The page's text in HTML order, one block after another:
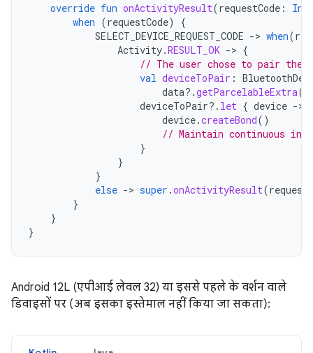
override fun onActivityResult(requestCode : Int
when (requestCode)
{
SELECT_DEVICE_REQUEST_CODE -> when(
Activity.RESULT_OK -> {
// The user chose to pair the
val deviceToPair :
data?.getParcelableExtra(
deviceToPair?. let { device -
device.createBond()
// Maintain continuous
}
}
}
else -> super .onActivityResult(
}
}
}
Android 12L (एपीआई लेवल 32) या इससे पहले के वर्शन वाले
डिवाइसों पर (अब इसका इस्तेमाल नहीं किया जा सकता):